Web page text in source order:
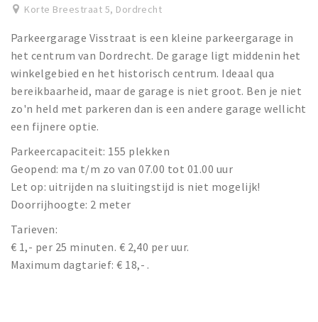
Bezienswaardigheden
Musea, theaters & podia
Uitjes & activiteiten
Toeristische routes
Natuur
Inloggen
Korte Breestraat 5, Dordrecht
Parkeergarage Visstraat is een kleine parkeergarage in
het centrum van Dordrecht. De garage ligt middenin het
winkelgebied en het historisch centrum. Ideaal qua
bereikbaarheid, maar de garage is niet groot. Ben je niet
zo'n held met parkeren dan is een andere garage wellicht
een fijnere optie.
Parkeercapaciteit: 155 plekken
Geopend: ma t/m zo van 07.00 tot 01.00 uur
Let op: uitrijden na sluitingstijd is niet mogelijk!
Doorrijhoogte: 2 meter
Tarieven:
€ 1,- per 25 minuten. € 2,40 per uur.
Maximum dagtarief: € 18,- .